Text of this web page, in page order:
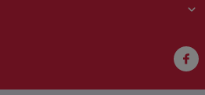
o sull'app?